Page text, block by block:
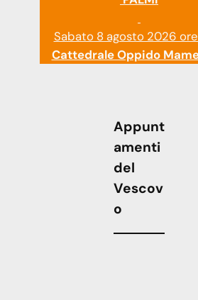
Sabato 8 agosto 2026
Cattedrale Oppido
Appunt
amenti
del
Vescov
o